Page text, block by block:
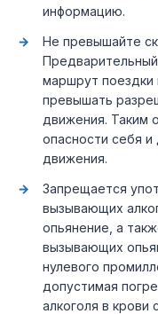
информацию.
Не превышайте
маршрут поездки
превышать
движения. Таким
опасности себя и
движения.
Запрещается
вызывающих
опьянение, а
вызывающих
нулевого
допустимая
алкоголя в крови